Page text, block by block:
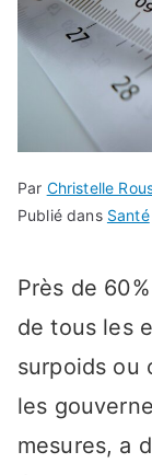
Par Christelle
Publié dans Santé
Près de
de tous les
surpoids ou
les
mesures, a